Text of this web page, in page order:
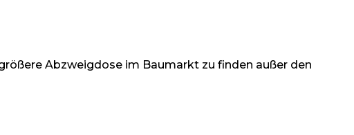
Abzweigdose im Baumarkt zu finden außer den